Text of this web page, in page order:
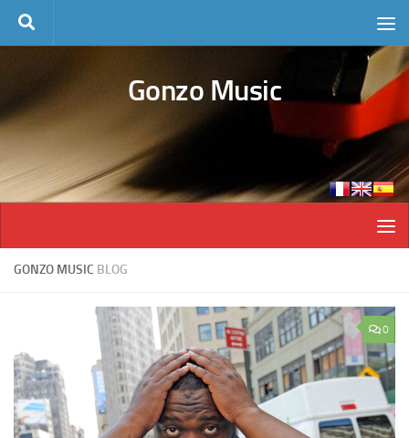
Skip to content
Gonzo Music
GONZO MUSIC BLOG
0